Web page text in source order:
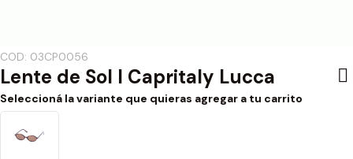
COD: 03CP0056
Lente de Sol I Capritaly Lucca
Seleccioná la variante que quieras agregar a tu carrito